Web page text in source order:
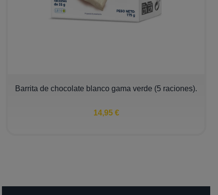
Barrita de chocolate blanco gama verde (5 raciones).
14,95 €